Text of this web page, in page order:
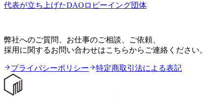
代表が立ち上げたDAOロビーイング団体
弊社へのご質問、お仕事のご相談、ご依頼、
採用に関するお問い合わせはこちらからご連絡ください。
プライバシーポリシー 特定商取引法による表記